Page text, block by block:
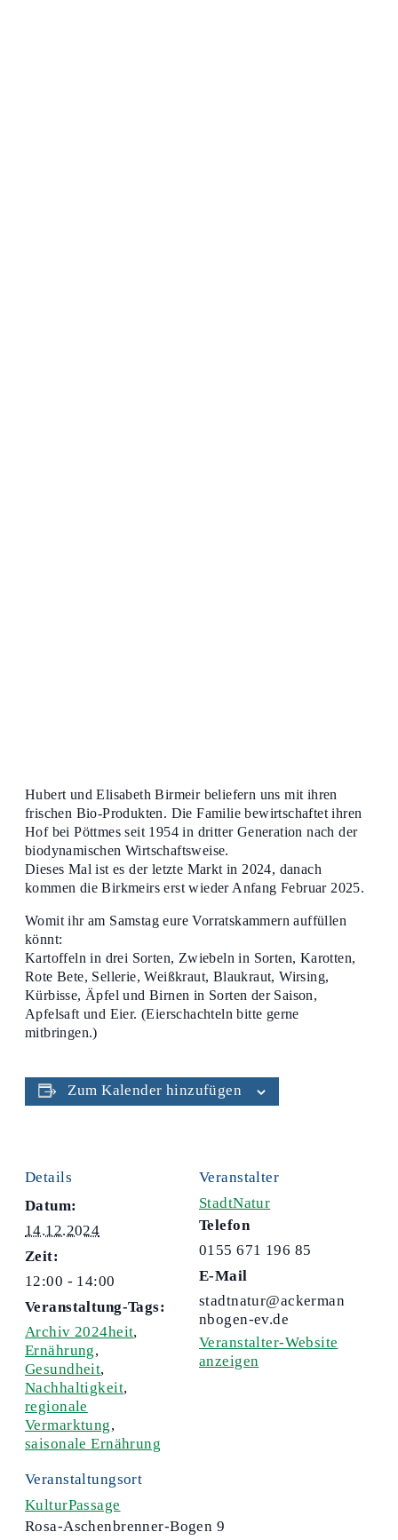
Hubert und Elisabeth Birmeir beliefern uns mit ihren
frischen Bio-Produkten. Die Familie bewirtschaftet ihren
Hof bei Pöttmes seit 1954 in dritter Generation nach der
biodynamischen Wirtschaftsweise.
Dieses Mal ist es der letzte Markt in 2024, danach
kommen die Birkmeirs erst wieder Anfang Februar 2025.
Womit ihr am Samstag eure Vorratskammern auffüllen
könnt:
Kartoffeln in drei Sorten, Zwiebeln in Sorten, Karotten,
Rote Bete, Sellerie, Weißkraut, Blaukraut, Wirsing,
Kürbisse, Äpfel und Birnen in Sorten der Saison,
Apfelsaft und Eier. (Eierschachteln bitte gerne
mitbringen.)
Zum Kalender hinzufügen
Details
Datum:
14.12.2024
Zeit:
12:00 - 14:00
Veranstaltung-Tags:
Archiv 2024heit,
Ernährung,
Gesundheit,
Nachhaltigkeit,
regionale
Vermarktung,
saisonale Ernährung
Veranstaltungsort
KulturPassage
Rosa-Aschenbrenner-Bogen 9
Veranstalter
StadtNatur
Telefon
0155 671 196 85
E-Mail
stadtnatur@ackerman
nbogen-ev.de
Veranstalter-Website
anzeigen